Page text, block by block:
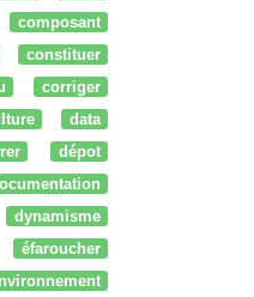
composant
constituer
corriger
data
dépot
dynamisme
éfaroucher